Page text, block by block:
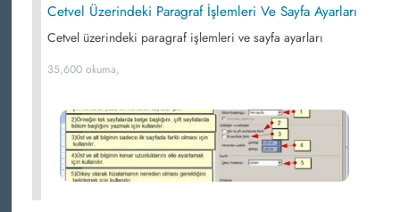
Cetvel Üzerindeki Paragraf İşlemleri Ve Sayfa Ayarları
Cetvel üzerindeki paragraf işlemleri ve sayfa ayarları
35,600 okuma,